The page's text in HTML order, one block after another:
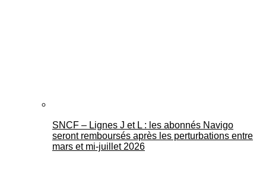
SNCF – Lignes J et L : les abonnés Navigo
seront remboursés après les perturbations entre
mars et mi-juillet 2026